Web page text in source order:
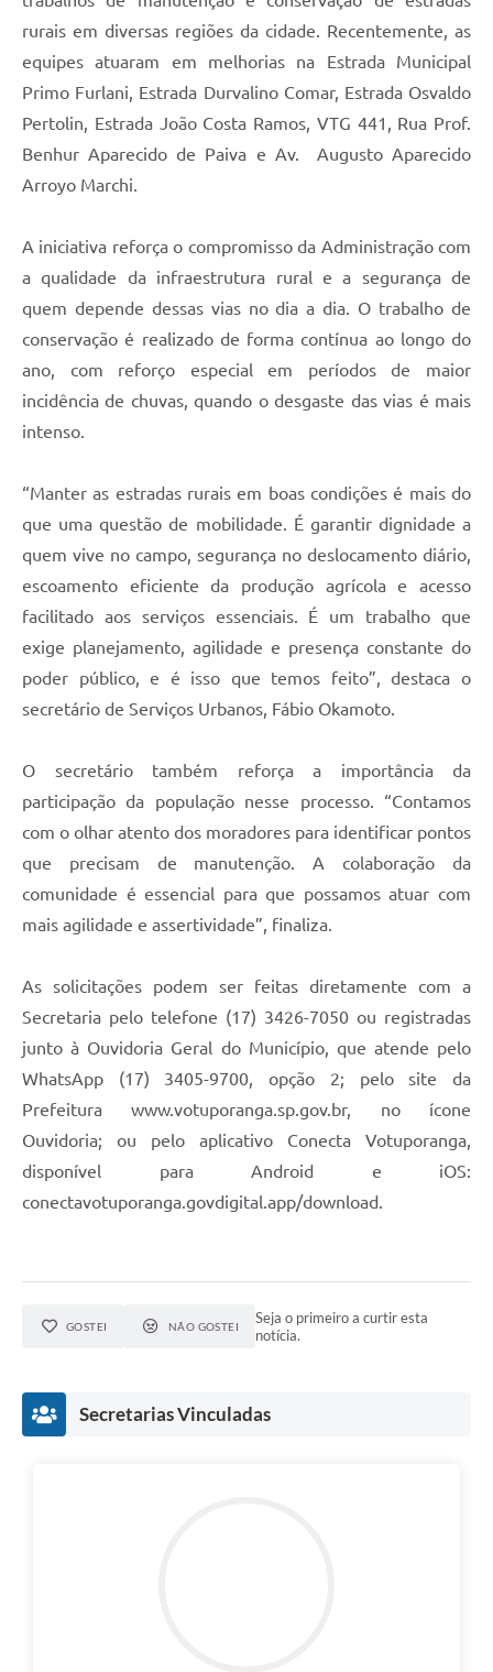
rurais em diversas regiões da cidade. Recentemente, as
equipes atuaram em melhorias na Estrada Municipal
Primo Furlani, Estrada Durvalino Comar, Estrada Osvaldo
Pertolin, Estrada João Costa Ramos, VTG 441, Rua Prof.
Benhur Aparecido de Paiva e Av. Augusto Aparecido
Arroyo Marchi.
A iniciativa reforça o compromisso da Administração com
a qualidade da infraestrutura rural e a segurança de
quem depende dessas vias no dia a dia. O trabalho de
conservação é realizado de forma contínua ao longo do
ano, com reforço especial em períodos de maior
incidência de chuvas, quando o desgaste das vias é mais
intenso.
“Manter as estradas rurais em boas condições é mais do
que uma questão de mobilidade. É garantir dignidade a
quem vive no campo, segurança no deslocamento diário,
escoamento eficiente da produção agrícola e acesso
facilitado aos serviços essenciais. É um trabalho que
exige planejamento, agilidade e presença constante do
poder público, e é isso que temos feito”, destaca o
secretário de Serviços Urbanos, Fábio Okamoto.
O secretário também reforça a importância da
participação da população nesse processo. “Contamos
com o olhar atento dos moradores para identificar pontos
que precisam de manutenção. A colaboração da
comunidade é essencial para que possamos atuar com
mais agilidade e assertividade”, finaliza.
As solicitações podem ser feitas diretamente com a
Secretaria pelo telefone (17) 3426-7050 ou registradas
junto à Ouvidoria Geral do Município, que atende pelo
WhatsApp (17) 3405-9700, opção 2; pelo site da
Prefeitura www.votuporanga.sp.gov.br, no ícone
Ouvidoria; ou pelo aplicativo Conecta Votuporanga,
disponível para Android e iOS:
conectavotuporanga.govdigital.app/download.
GOSTEI NÃO GOSTEI
Seja o primeiro a curtir esta
notícia.
Secretarias Vinculadas